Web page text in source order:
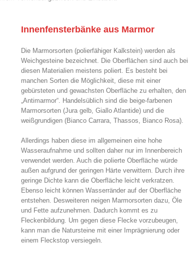
Innenfensterbänke aus Marmor
Die Marmorsorten (polierfähiger Kalkstein) werden als
Weichgesteine bezeichnet. Die Oberflächen sind auch bei
diesen Materialien meistens poliert. Es besteht bei
manchen Sorten die Möglichkeit, diese mit einer
gebürsteten und gewachsten Oberfläche zu erhalten, den
„Antimarmor“. Handelsüblich sind die beige-farbenen
Marmorsorten (Jura gelb, Giallo Atlantide) und die
weißgrundigen (Bianco Carrara, Thassos, Bianco Rosa).
Allerdings haben diese im allgemeinen eine hohe
Wasseraufnahme und sollten daher nur im Innenbereich
verwendet werden. Auch die polierte Oberfläche würde
außen aufgrund der geringen Härte verwittern. Durch ihre
geringe Dichte kann die Oberfläche leicht verkratzen.
Ebenso leicht können Wasserränder auf der Oberfläche
entstehen. Desweiteren neigen Marmorsorten dazu, Öle
und Fette aufzunehmen. Dadurch kommt es zu
Fleckenbildung. Um gegen diese Flecke vorzubeugen,
kann man die Natursteine mit einer Imprägnierung oder
einem Fleckstop versiegeln.